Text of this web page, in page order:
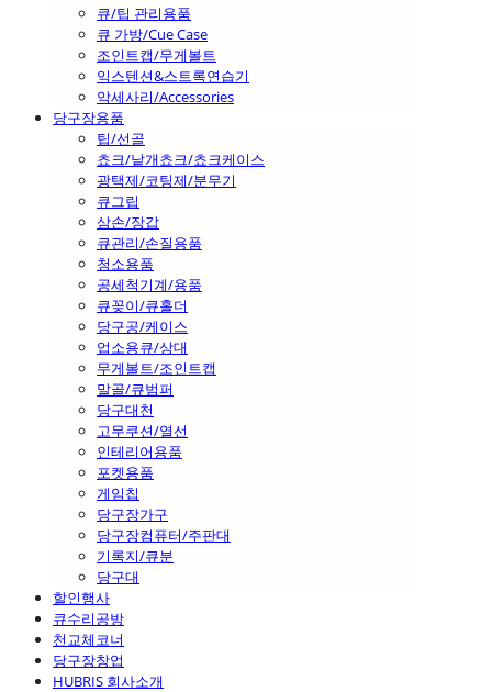
큐/팁 관리용품
큐 가방/Cue Case
조인트캡/무게볼트
익스텐션&스트록연습기
악세사리/Accessories
당구장용품
팁/선골
쵸크/낱개쵸크/쵸크케이스
광택제/코팅제/분무기
큐그립
삼손/장갑
큐관리/손질용품
청소용품
공세척기계/용품
큐꽂이/큐홀더
당구공/케이스
업소용큐/상대
무게볼트/조인트캡
말골/큐범퍼
당구대천
고무쿠션/열선
인테리어용품
포켓용품
게임칩
당구장가구
당구장컴퓨터/주판대
기록지/큐분
당구대
할인행사
큐수리공방
천교체코너
당구장창업
HUBRIS 회사소개